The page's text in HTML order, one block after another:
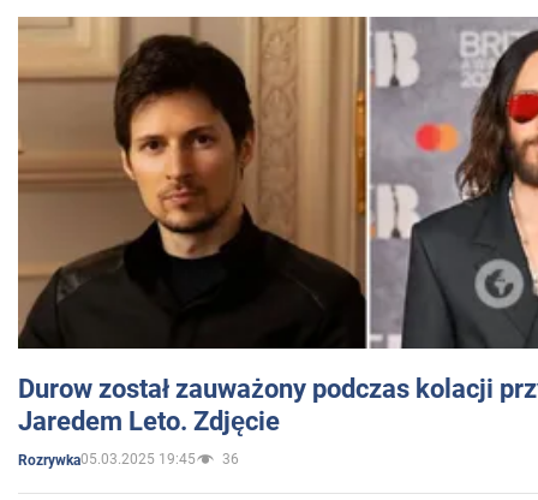
Durow został zauważony podczas kolacji
Jaredem Leto. Zdjęcie
Rozrywka05.03.2025 19:45 36